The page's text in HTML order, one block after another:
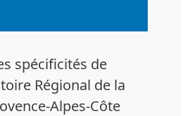
spécificités de
Régional de la
Alpes-Côte